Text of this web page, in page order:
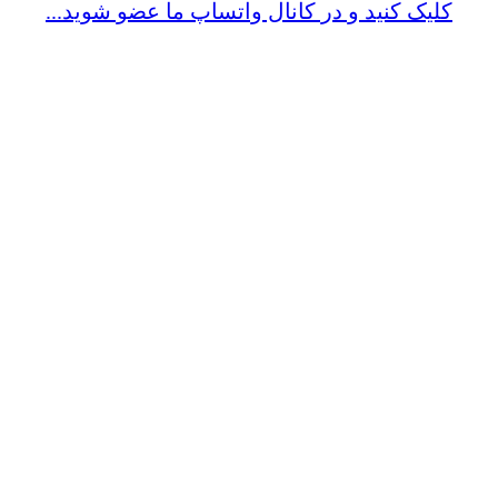
کلیک کنید و در کانال واتساپ ما عضو شوید...